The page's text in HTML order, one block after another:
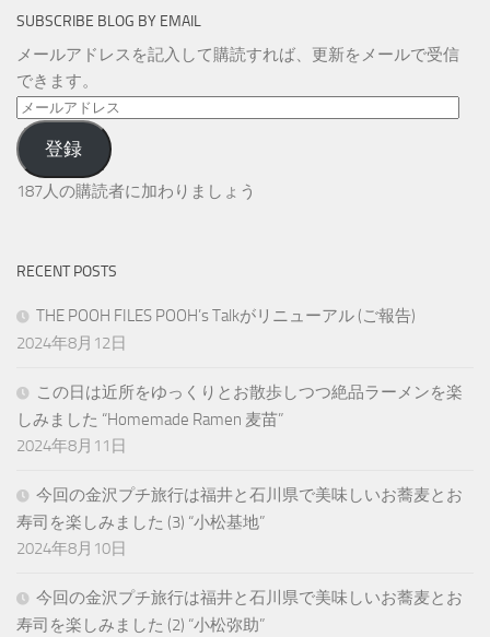
SUBSCRIBE BLOG BY EMAIL
メールアドレスを記入して購読すれば、更新をメールで受信
できます。
メ
ー
ル
ア
ス
登録
187人の購読者に加わりましょう
RECENT POSTS
THE POOH FILES POOH’s Talkがリニューアル (ご報告)
2024年8月12日
この日は近所をゆっくりとお散歩しつつ絶品ラーメンを楽
しみました “Homemade Ramen 麦苗”
2024年8月11日
今回の金沢プチ旅行は福井と石川県で美味しいお蕎麦とお
寿司を楽しみました (3) “小松基地”
2024年8月10日
今回の金沢プチ旅行は福井と石川県で美味しいお蕎麦とお
寿司を楽しみました (2) “小松弥助”